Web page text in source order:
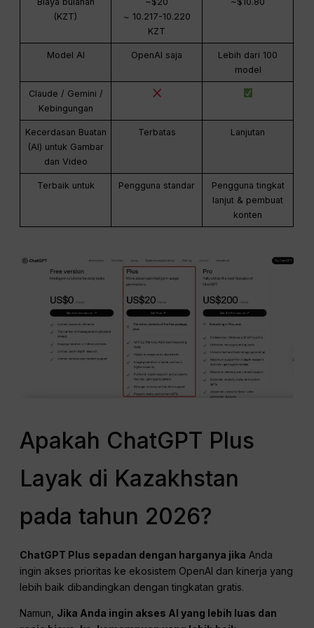
(KZT)
~ 10.217-10.220
KZT
Model AI OpenAI saja
Lebih dari 100
model
Claude / Gemini /
Kebingungan
Kecerdasan Buatan
(AI) untuk Gambar
dan Video
Terbatas Lanjutan
Terbaik untuk Pengguna standar
Pengguna tingkat
lanjut & pembuat
konten
Apakah ChatGPT Plus
Layak di Kazakhstan
pada tahun 2026?
ChatGPT Plus sepadan dengan harganya jika Anda
ingin akses prioritas ke ekosistem OpenAI dan kinerja yang
lebih baik dibandingkan dengan tingkatan gratis.
Namun, Jika Anda ingin akses AI yang lebih luas dan